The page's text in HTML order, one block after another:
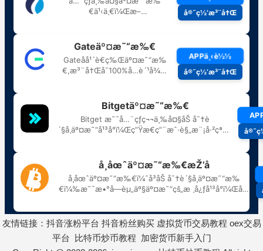
友情链接： 抖音涨粉平台 抖音粉丝购买 虚拟货币交易教程 oex交易
平台
比特币炒币教程 加密货币新手入门